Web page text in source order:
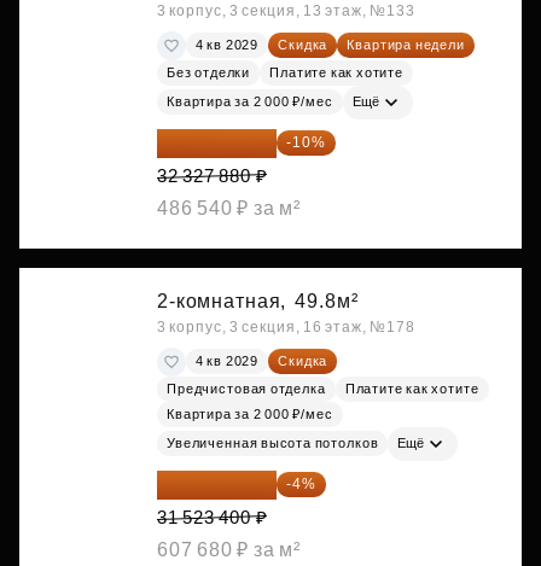
3 корпус, 3 секция, 13 этаж, №133
4 кв 2029 Скидка
Квартира недели
Без отделки
Платите как хотите
Квартира за 2 000 ₽/мес Ещё
29 095 092 ₽ -10%
32 327 880 ₽
486 540 ₽ за м²
2-комнатная, 49.8м²
3 корпус, 3 секция, 16 этаж, №178
4 кв 2029
Скидка
Предчистовая отделка
Платите как хотите
Квартира за 2 000 ₽/мес
Увеличенная высота потолков Ещё
30 262 464 ₽ -4%
31 523 400 ₽
607 680 ₽ за м²